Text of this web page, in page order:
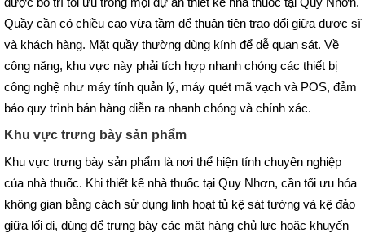
Quầy cần có chiều cao vừa tầm để thuận tiện trao đổi giữa dược sĩ
và khách hàng. Mặt quầy thường dùng kính để dễ quan sát. Về
công năng, khu vực này phải tích hợp nhanh chóng các thiết bị
công nghệ như máy tính quản lý, máy quét mã vạch và POS, đảm
bảo quy trình bán hàng diễn ra nhanh chóng và chính xác.
Khu vực trưng bày sản phẩm
Khu vực trưng bày sản phẩm là nơi thể hiện tính chuyên nghiệp
của nhà thuốc. Khi thiết kế nhà thuốc tại Quy Nhơn, cần tối ưu hóa
không gian bằng cách sử dụng linh hoạt tủ kệ sát tường và kệ đảo
giữa lối đi, dùng để trưng bày các mặt hàng chủ lực hoặc khuyến